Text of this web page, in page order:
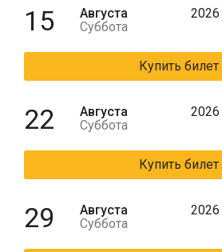
15
Августа
Суббота
2026
Купить билет
22
Августа
Суббота
2026
Купить билет
29
Августа
Суббота
2026